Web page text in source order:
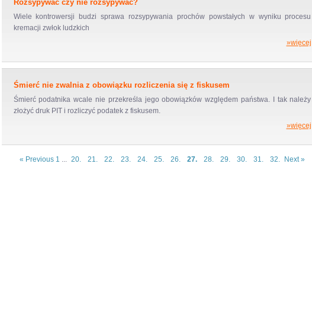
Rozsypywać czy nie rozsypywać?
Wiele kontrowersji budzi sprawa rozsypywania prochów powstałych w wyniku procesu
kremacji zwłok ludzkich
»więcej
Śmierć nie zwalnia z obowiązku rozliczenia się z fiskusem
Śmierć podatnika wcale nie przekreśla jego obowiązków względem państwa. I tak należy
złożyć druk PIT i rozliczyć podatek z fiskusem.
»więcej
« Previous 1 ... 20. 21. 22. 23. 24. 25. 26. 27. 28. 29. 30. 31. 32. Next »